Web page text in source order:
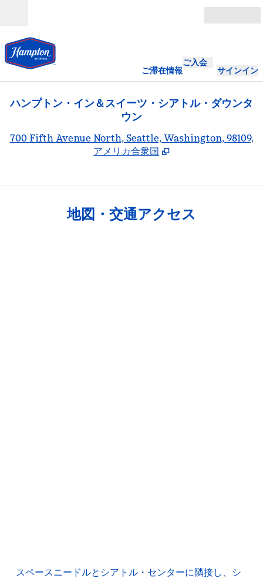
ご滞在情報
ご入会
サインイン
ハンプトン・イン＆スイーツ・シアトル・ダウンタ
ウン
700 Fifth Avenue North, Seattle, Washington, 98109,
アメリカ合衆国
,
地図・交通アクセス
スペースニードルとシアトル・センターに隣接し、シ